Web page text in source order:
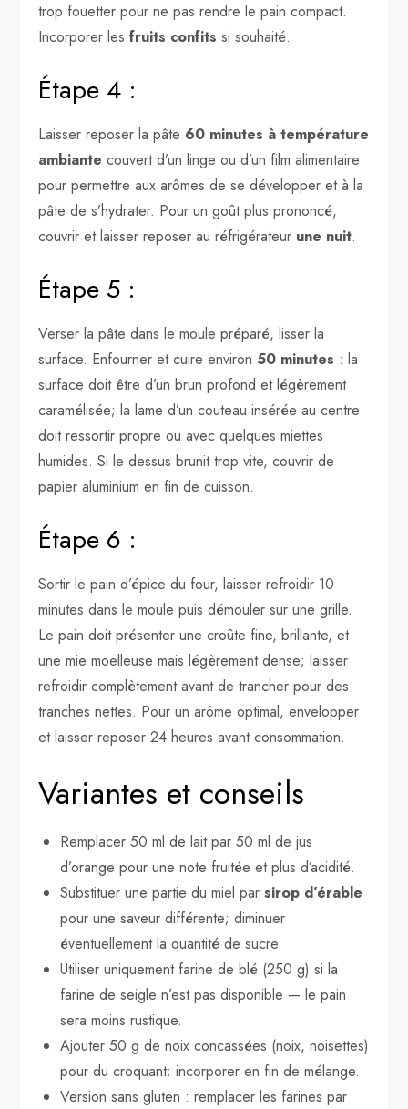
trop fouetter pour ne pas rendre le pain compact.
Incorporer lesfruits confits si souhaité.
Étape 4 :
Laisser reposer la pâte 60 minutes à température
ambiante couvert d’un linge ou d’un film alimentaire
pour permettre aux arômes de se développer et à la
pâte de s’hydrater. Pour un goût plus prononcé,
couvrir et laisser reposer au réfrigérateur une nuit.
Étape 5 :
Verser la pâte dans le moule préparé, lisser la
surface. Enfourner et cuire environ 50 minutes : la
surface doit être d’un brun profond et légèrement
caramélisée; la lame d’un couteau insérée au centre
doit ressortir propre ou avec quelques miettes
humides. Si le dessus brunit trop vite, couvrir de
papier aluminium en fin de cuisson.
Étape 6 :
Sortir le pain d’épice du four, laisser refroidir 10
minutes dans le moule puis démouler sur une grille.
Le pain doit présenter une croûte fine, brillante, et
une mie moelleuse mais légèrement dense; laisser
refroidir complètement avant de trancher pour des
tranches nettes. Pour un arôme optimal, envelopper
et laisser reposer 24 heures avant consommation.
Variantes et conseils
Remplacer 50 ml de lait par 50 ml de jus
d’orange pour une note fruitée et plus d’acidité.
Substituer une partie du miel parsirop d’érable
pour une saveur différente; diminuer
éventuellement la quantité de sucre.
Utiliser uniquement farine de blé (250 g) si la
farine de seigle n’est pas disponible — le pain
sera moins rustique.
Ajouter 50 g de noix concassées (noix, noisettes)
pour du croquant; incorporer en fin de mélange.
Version sans gluten : remplacer les farines par